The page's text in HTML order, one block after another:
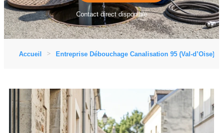
Contact direct disponible
Accueil Entreprise Débouchage Canalisation 95 (Val-d’Oise)